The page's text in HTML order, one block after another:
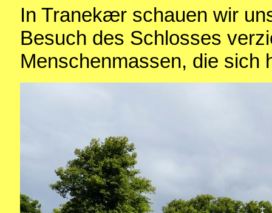
In Tranekær schauen wir
Besuch des Schlosses
Menschenmassen, die sich